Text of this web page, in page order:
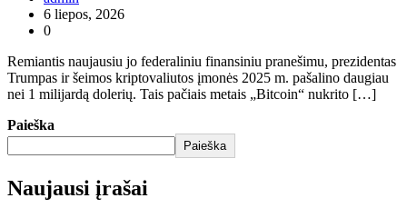
6 liepos, 2026
0
Remiantis naujausiu jo federaliniu finansiniu pranešimu, prezidentas
Trumpas ir šeimos kriptovaliutos įmonės 2025 m. pašalino daugiau
nei 1 milijardą dolerių. Tais pačiais metais „Bitcoin“ nukrito […]
Paieška
Paieška
Naujausi įrašai